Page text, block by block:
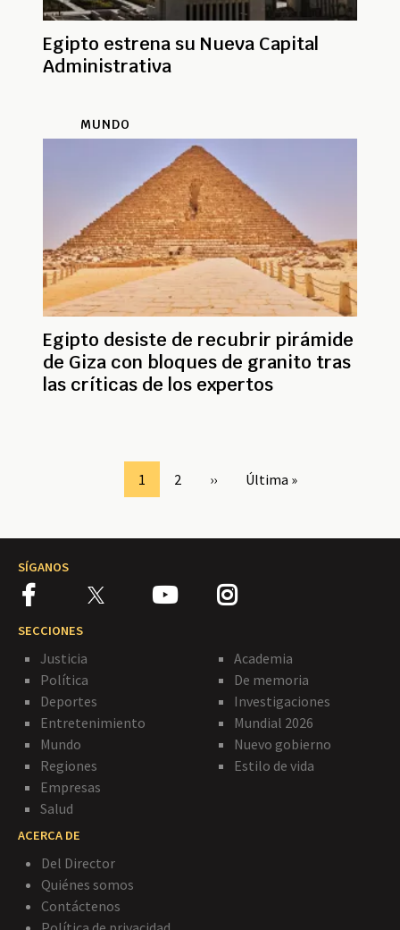
Egipto estrena su Nueva Capital
Administrativa
MUNDO
Egipto desiste de recubrir pirámide
de Giza con bloques de granito tras
las críticas de los expertos
Page
1 Page
2
Siguiente
››
Última
Última »
SÍGANOS
SECCIONES
Justicia
Política
Deportes
Entretenimiento
Mundo
Regiones
Empresas
Salud
Academia
De memoria
Investigaciones
Mundial 2026
Nuevo gobierno
Estilo de vida
ACERCA DE
Del Director
Quiénes somos
Contáctenos